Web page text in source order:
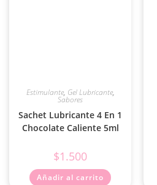
Estimulante, Gel Lubricante,
Sabores
Sachet Lubricante 4 En 1
Chocolate Caliente 5ml
$1.500
Añadir al carrito